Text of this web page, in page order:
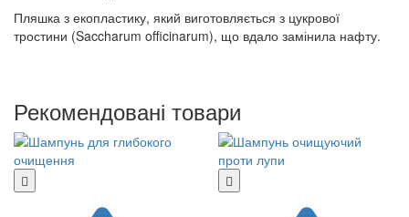
Пляшка з екопластику, який виготовляється з цукрової
тростини (Saccharum officinarum), що вдало замінила нафту.
Рекомендовані товари